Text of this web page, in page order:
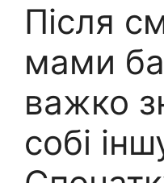
Після
мами
важко
собі